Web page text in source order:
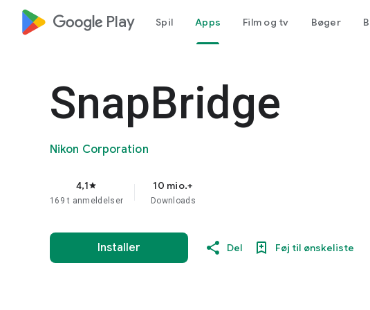
google_logo Play Spil Apps Film og tv Bøger
SnapBridge
Nikon Corporation
4,1star
169 t anmeldelser
10 mio.+
Downloads
Installer Del Føj til ønskeliste